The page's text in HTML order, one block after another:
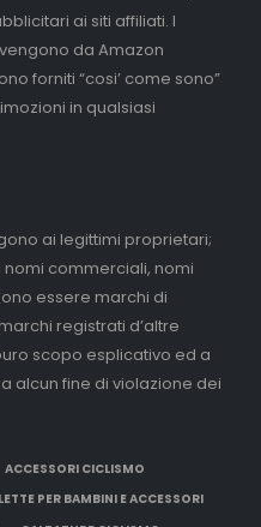
ai siti affiliati. I
da Amazon
forniti “cosi’ come sono”
in qualsiasi
ai legittimi proprietari;
commerciali, nomi
essere marchi di
registrati d’altre
scopo esplicativo ed a
alcun fine di violazione dei
ACCESSORI CICLISMO
PER BAMBINI E ACCESSORI